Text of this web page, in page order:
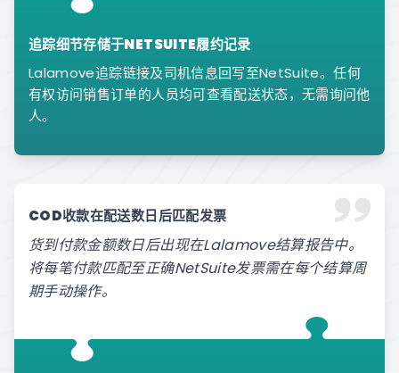
追踪细节存储于NETSUITE履约记录
Lalamove追踪链接及司机信息回写至NetSuite。任何
有权访问销售订单的人员均可查看配送状态，无需询问他
人。
COD收款在配送数日后匹配发票
货到付款金额数日后出现在Lalamove结算报告中。
将每笔付款匹配至正确NetSuite发票需在每个结算周
期手动操作。